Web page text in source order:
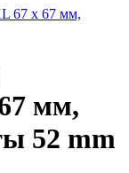
мм,
52 mm